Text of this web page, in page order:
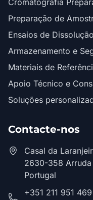
Cromatografia
Preparação de
Ensaios de
Armazenamento e
Materiais de
Apoio Técnico e
Soluções
Contacte-nos
Casal da
2630-358
Portugal
+351 211 951 469